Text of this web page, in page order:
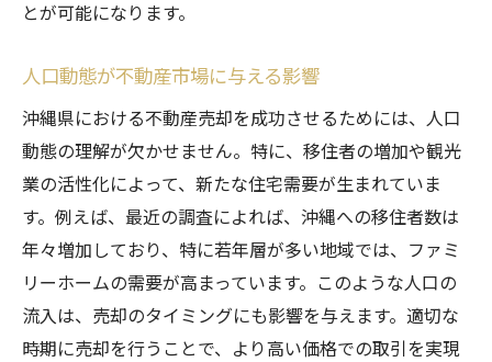
とが可能になります。
人口動態が不動産市場に与える影響
沖縄県における不動産売却を成功させるためには、人口
動態の理解が欠かせません。特に、移住者の増加や観光
業の活性化によって、新たな住宅需要が生まれていま
す。例えば、最近の調査によれば、沖縄への移住者数は
年々増加しており、特に若年層が多い地域では、ファミ
リーホームの需要が高まっています。このような人口の
流入は、売却のタイミングにも影響を与えます。適切な
時期に売却を行うことで、より高い価格での取引を実現